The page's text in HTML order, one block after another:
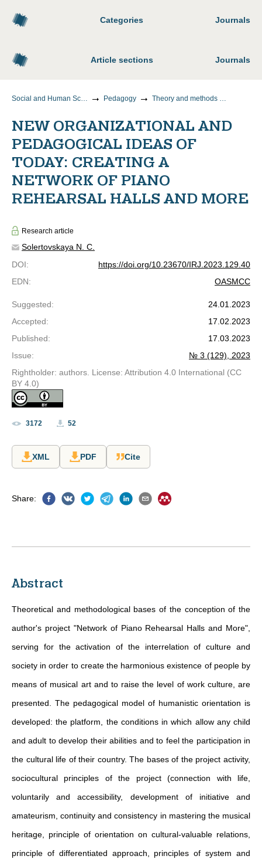
Categories Journals
Article sections Journals
Social and Human Sciences Pedagogy Theory and methods of teaching and upbringing (by areas and levels of education)
NEW ORGANIZATIONAL AND
PEDAGOGICAL IDEAS OF
TODAY: CREATING A
NETWORK OF PIANO
REHEARSAL HALLS AND MORE
Research article
Solertovskaya N. C.
DOI:
https://doi.org/10.23670/IRJ.2023.129.40
EDN: OASMCC
Suggested:
24.01.2023
Accepted:
17.02.2023
Published:
17.03.2023
Issue:
№ 3 (129), 2023
Rightholder: authors. License: Attribution 4.0 International (CC
BY 4.0)
3172 52
XML PDF Cite
Share:
Abstract
Theoretical and methodological bases of the conception of the
author's project "Network of Piano Rehearsal Halls and More",
serving for the activation of the interrelation of culture and
society in order to create the harmonious existence of people by
means of musical art and to raise the level of work culture, are
presented. The pedagogical model of humanistic orientation is
developed: the platform, the conditions in which allow any child
and adult to develop their abilities and to feel the participation in
the cultural life of their country. The bases of the project activity,
sociocultural principles of the project (connection with life,
voluntarily and accessibility, development of initiative and
amateurism, continuity and consistency in mastering the musical
heritage, principle of orientation on cultural-valuable relations,
principle of differentiated approach, principles of system and